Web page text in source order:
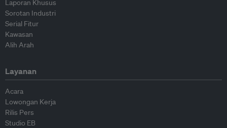
Laporan Khusus
Sorotan Industri
Serial Fitur
Kawasan
Alih Arah
Layanan
Acara
Lowongan Kerja
Rilis Pers
Studio EB